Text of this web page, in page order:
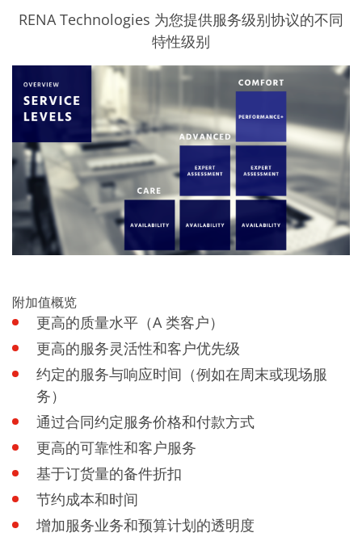
医疗技术
玻璃
Through glass vias (TGV)
玻璃晶片加工
激光与蚀刻
卷到卷
服务组合
服务热线 和 服务中心
数字化服务
服务级别协议
备件服务
设备升级
培训
工艺技术
TruEtch - 金属蚀刻
FluidJet - 金属剥离
SiEtch - KOH 蚀刻
纹理化腐蚀
晶圆剥离
创新
Battery Technology
Advanced chemical Etching
专有软件
FlowLogX - 智能连接平台
信息中心
下载中心
媒体聚焦
RENA Technologies 为您提供服务级别协议的不同
特性级别
附加值概览
更高的质量水平（A 类客户）
更高的服务灵活性和客户优先级
约定的服务与响应时间（例如在周末或现场服
务）
通过合同约定服务价格和付款方式
更高的可靠性和客户服务
基于订货量的备件折扣
节约成本和时间
增加服务业务和预算计划的透明度